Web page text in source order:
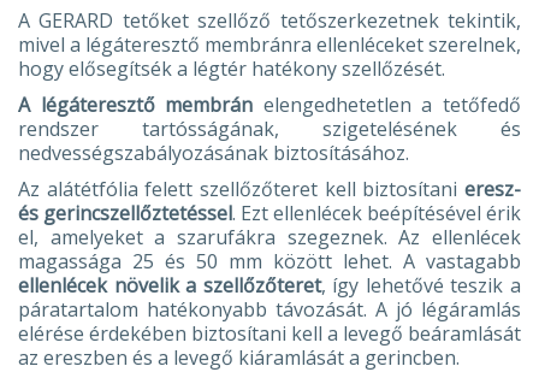
A GERARD tetőket szellőző tetőszerkezetnek tekintik,
mivel a légáteresztő membránra ellenléceket szerelnek,
hogy elősegítsék a légtér hatékony szellőzését.
A légáteresztő membrán elengedhetetlen a tetőfedő
rendszer tartósságának, szigetelésének és
nedvességszabályozásának biztosításához.
Az alátétfólia felett szellőzőteret kell biztosítani eresz-
és gerincszellőztetéssel. Ezt ellenlécek beépítésével érik
el, amelyeket a szarufákra szegeznek. Az ellenlécek
magassága 25 és 50 mm között lehet. A vastagabb
ellenlécek növelik a szellőzőteret, így lehetővé teszik a
páratartalom hatékonyabb távozását. A jó légáramlás
elérése érdekében biztosítani kell a levegő beáramlását
az ereszben és a levegő kiáramlását a gerincben.